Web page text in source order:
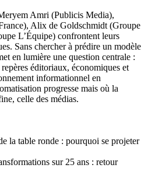
Amri (Publicis Media),
Alix de Goldschmidt (Groupe
L’Équipe) confrontent leurs
Sans chercher à prédire un modèle
en lumière une question centrale :
éditoriaux, économiques et
informationnel en
progresse mais où la
celle des médias.
la table ronde : pourquoi se projeter
sur 25 ans : retour